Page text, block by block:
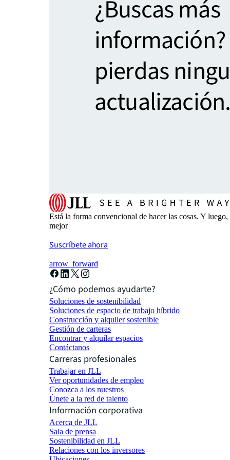
¿Buscas más
pierdas
Está la forma convencional de hacer las cosas. Y
mejor
Suscríbete ahora
arrow_forward
¿Cómo podemos ayudarte?
Soluciones de sostenibilidad
Soluciones de espacio de trabajo híbrido
Construcción y alquiler sostenible
Gestión de carteras
Encontrar y alquilar espacios
Contáctanos
Carreras profesionales
Trabajar en JLL
Ver oportunidades de empleo
Conozca a los nuestros
Únete a la red de talento
Información corporativa
Acerca de JLL
Sala de prensa
Sostenibilidad en JLL
Relaciones con los inversores